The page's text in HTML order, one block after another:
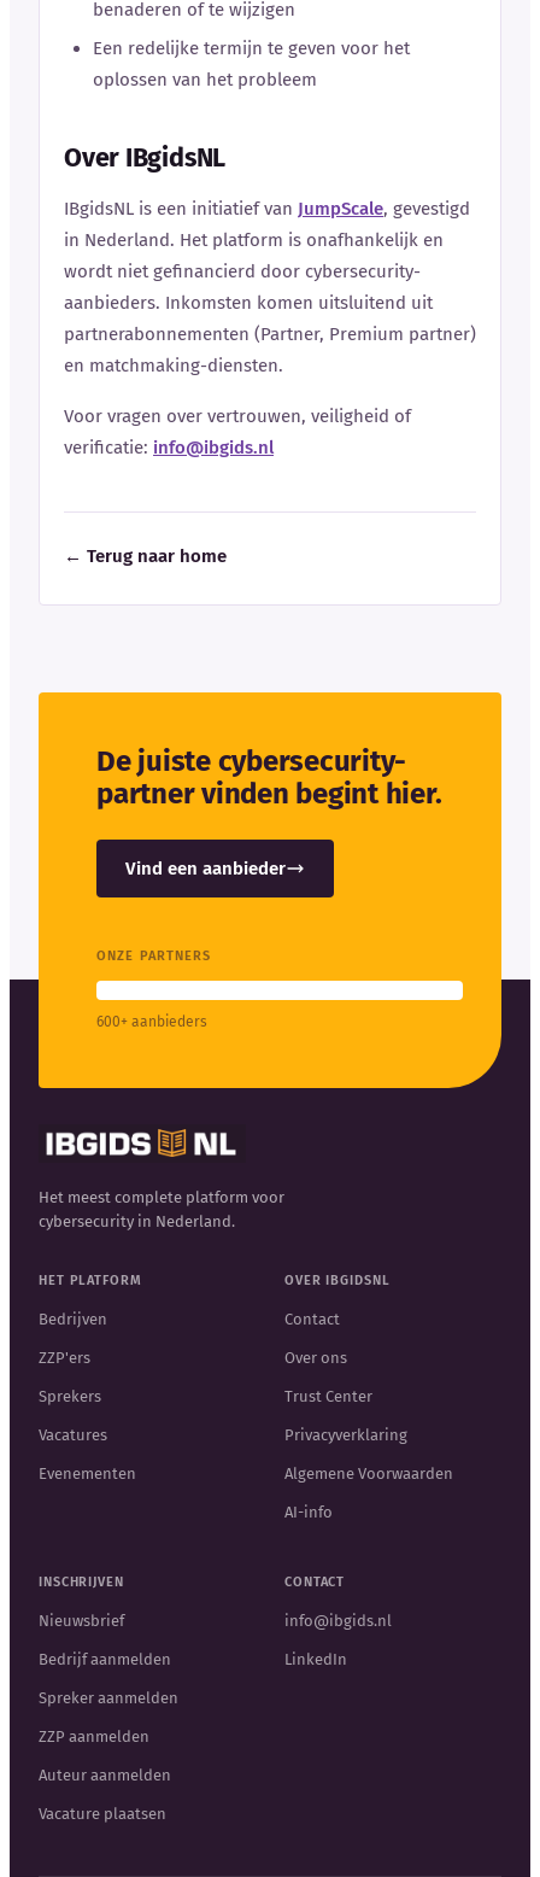
benaderen of te wijzigen
Een redelijke termijn te geven voor het
oplossen van het probleem
Over IBgidsNL
IBgidsNL is een initiatief van JumpScale, gevestigd
in Nederland. Het platform is onafhankelijk en
wordt niet gefinancierd door cybersecurity-
aanbieders. Inkomsten komen uitsluitend uit
partnerabonnementen (Partner, Premium partner)
en matchmaking-diensten.
Voor vragen over vertrouwen, veiligheid of
verificatie: info@ibgids.nl
← Terug naar home
De juiste cybersecurity-
partner vinden begint hier.
Vind een aanbieder
ONZE PARTNERS
600+ aanbieders
Het meest complete platform voor
cybersecurity in Nederland.
HET PLATFORM
Bedrijven
ZZP'ers
Sprekers
Vacatures
Evenementen
OVER IBGIDSNL
Contact
Over ons
Trust Center
Privacyverklaring
Algemene Voorwaarden
AI-info
INSCHRIJVEN
Nieuwsbrief
Bedrijf aanmelden
Spreker aanmelden
ZZP aanmelden
Auteur aanmelden
Vacature plaatsen
CONTACT
info@ibgids.nl
LinkedIn